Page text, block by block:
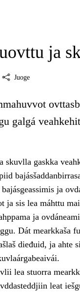
ja
Juoge
galgá
skuvlla gaskka
ja
ja sis lea máhttu
ja
Dát mearkkaša
dieđuid, ja ahte
lea stuorra
leat